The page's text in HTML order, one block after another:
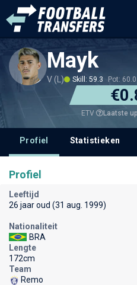
Mayk
V (L) Skill: 59.3 Pot: 60.0
ETV Laatste
Profiel Statistieken
Profiel
Leeftijd
26 jaar oud (31 aug. 1999)
Nationaliteit
BRA
Lengte
172cm
Team
Remo